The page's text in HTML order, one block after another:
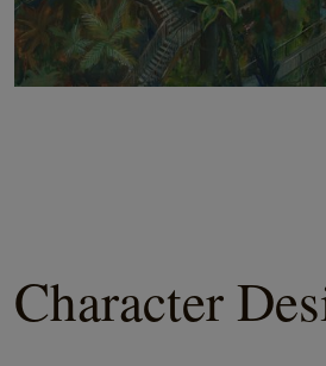
Character